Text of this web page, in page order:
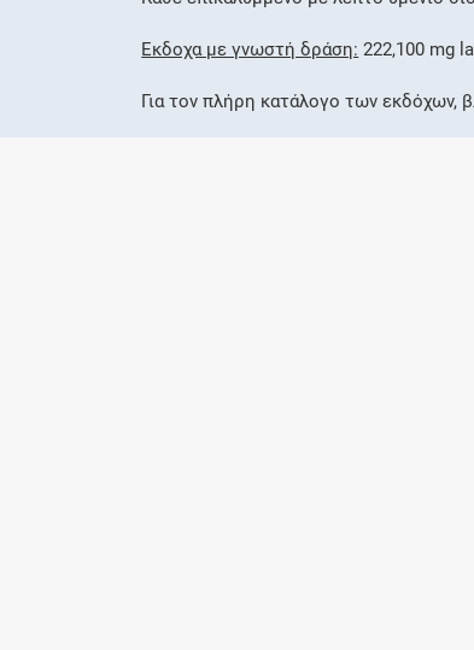
Έκδοχα με γνωστή δράση: 222,100 mg
Για τον πλήρη κατάλογο των εκδόχων,